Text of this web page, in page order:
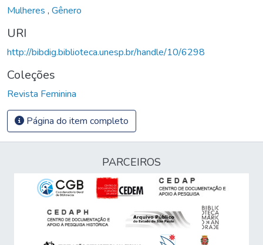
Mulheres , Gênero
URI
http://bibdig.biblioteca.unesp.br/handle/10/6298
Coleções
Revista Feminina
Página do item completo
PARCEIROS